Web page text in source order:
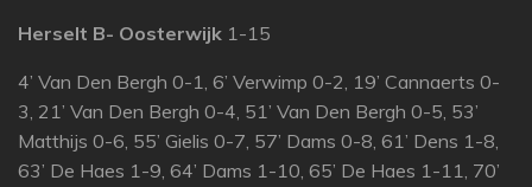
Herselt B- Oosterwijk 1-15
4’ Van Den Bergh 0-1, 6’ Verwimp 0-2, 19’ Cannaerts 0-
3, 21’ Van Den Bergh 0-4, 51’ Van Den Bergh 0-5, 53’
Matthijs 0-6, 55’ Gielis 0-7, 57’ Dams 0-8, 61’ Dens 1-8,
63’ De Haes 1-9, 64’ Dams 1-10, 65’ De Haes 1-11, 70’